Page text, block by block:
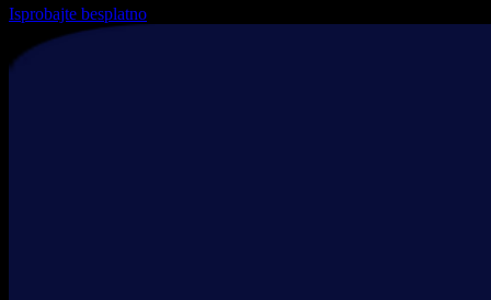
Isprobajte besplatno